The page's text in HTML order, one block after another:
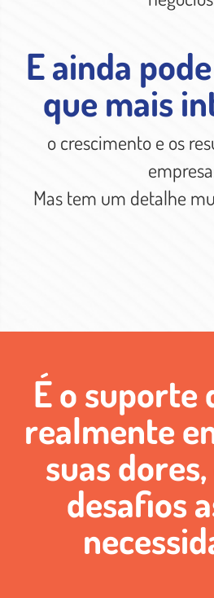
E ainda
que mais
o crescimento e os
Mas tem um detalhe
É o suporte
realmente
suas
desafios